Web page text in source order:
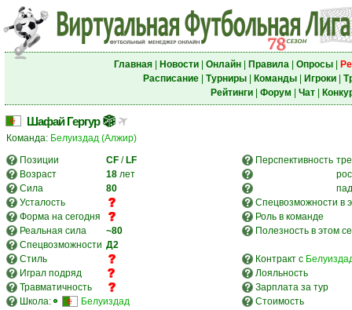
Главная| Новости| Онлайн| Правила| Опросы|
Расписание| Турниры| Команды| Игроки|
Рейтинги| Форум Чат|
Шафай Гергур
Команда: Белуиздад (Алжир)
Позиции
CF / LF Перспективность
Возраст
18 лет
Сила
80
Усталость
Спецвозможности в
Форма на сегодня
Роль в команде
Реальная сила
~80
Полезность в этом
Спецвозможности Д2
Стиль
Контракт с
Играл подряд
Лояльность
Травматичность
Зарплата за тур
Школа:
Белуиздад Стоимость